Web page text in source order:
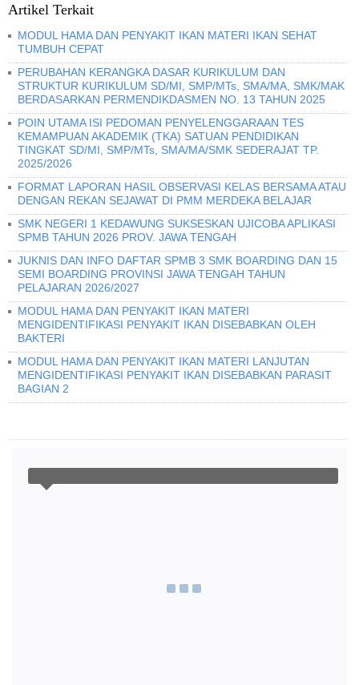
Artikel Terkait
MODUL HAMA DAN PENYAKIT IKAN MATERI IKAN SEHAT
TUMBUH CEPAT
PERUBAHAN KERANGKA DASAR KURIKULUM DAN
STRUKTUR KURIKULUM SD/MI, SMP/MTs, SMA/MA, SMK/MAK
BERDASARKAN PERMENDIKDASMEN NO. 13 TAHUN 2025
POIN UTAMA ISI PEDOMAN PENYELENGGARAAN TES
KEMAMPUAN AKADEMIK (TKA) SATUAN PENDIDIKAN
TINGKAT SD/MI, SMP/MTs, SMA/MA/SMK SEDERAJAT TP.
2025/2026
FORMAT LAPORAN HASIL OBSERVASI KELAS BERSAMA ATAU
DENGAN REKAN SEJAWAT DI PMM MERDEKA BELAJAR
SMK NEGERI 1 KEDAWUNG SUKSESKAN UJICOBA APLIKASI
SPMB TAHUN 2026 PROV. JAWA TENGAH
JUKNIS DAN INFO DAFTAR SPMB 3 SMK BOARDING DAN 15
SEMI BOARDING PROVINSI JAWA TENGAH TAHUN
PELAJARAN 2026/2027
MODUL HAMA DAN PENYAKIT IKAN MATERI
MENGIDENTIFIKASI PENYAKIT IKAN DISEBABKAN OLEH
BAKTERI
MODUL HAMA DAN PENYAKIT IKAN MATERI LANJUTAN
MENGIDENTIFIKASI PENYAKIT IKAN DISEBABKAN PARASIT
BAGIAN 2